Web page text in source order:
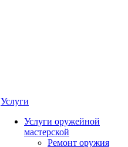
Услуги
Услуги оружейной
мастерской
Ремонт оружия